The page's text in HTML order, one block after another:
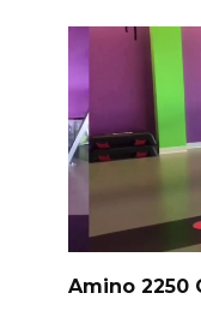
Amino 2250